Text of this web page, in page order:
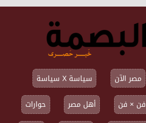
مصر الآن
سياسة X سياسة
فن × فن أهل مصر
حوارات